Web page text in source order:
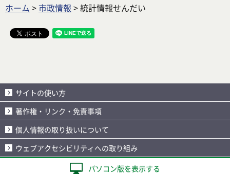
ホーム >市政情報 > 統計情報せんだい
サイトの使い方
著作権・リンク・免責事項
個人情報の取り扱いについて
ウェブアクセシビリティへの取り組み
パソコン版を表示する